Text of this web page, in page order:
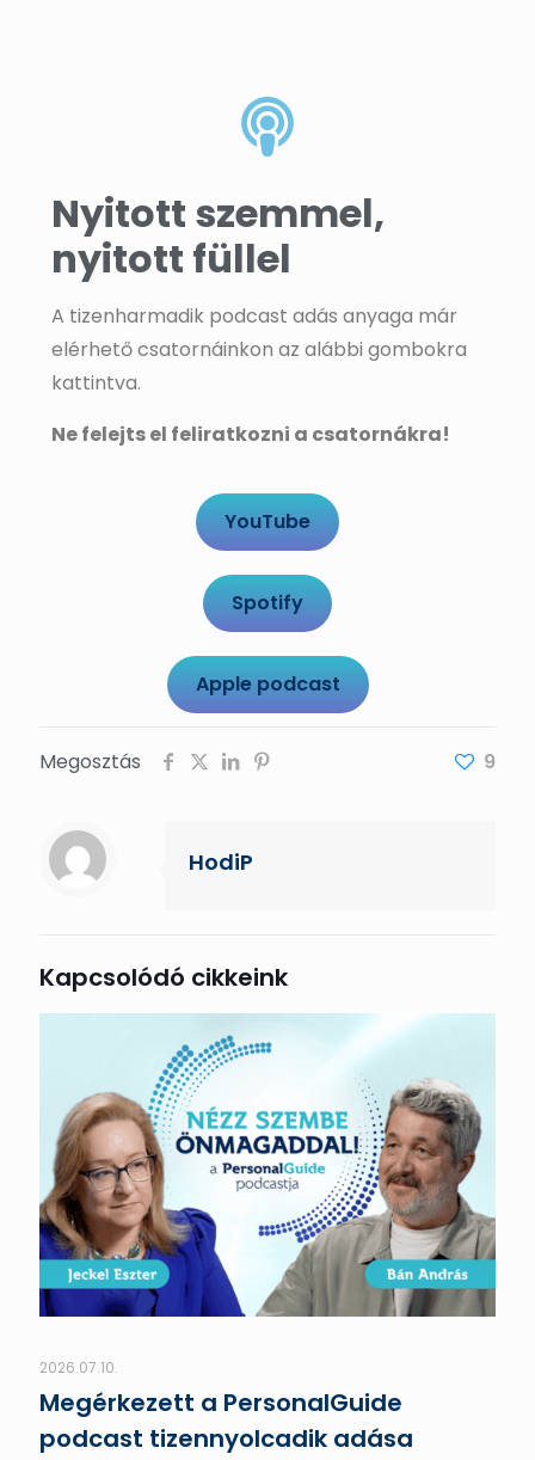
Nyitott szemmel,
nyitott füllel
A tizenharmadik podcast adás anyaga már
elérhető csatornáinkon az alábbi gombokra
kattintva.
Ne felejts el feliratkozni a csatornákra!
YouTube
Spotify
Apple podcast
Megosztás 9
HodiP
Kapcsolódó cikkeink
2026.07.10.
Megérkezett a PersonalGuide
podcast tizennyolcadik adása